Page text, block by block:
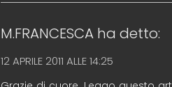
M.FRANCESCA ha detto:
12 APRILE 2011 ALLE 14:25